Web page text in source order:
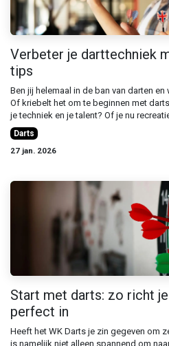
Verbeter je darttechniek
tips
Ben jij helemaal in de ban van darten
Of kriebelt het om te beginnen met
je techniek en je talent? Of je nu
Darts
27 jan. 2026
Start met darts: zo richt
perfect in
Heeft het WK Darts je zin gegeven om
is namelijk niet alleen spannend om